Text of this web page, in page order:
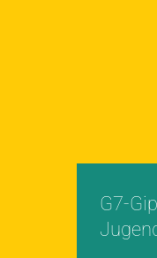
G7-